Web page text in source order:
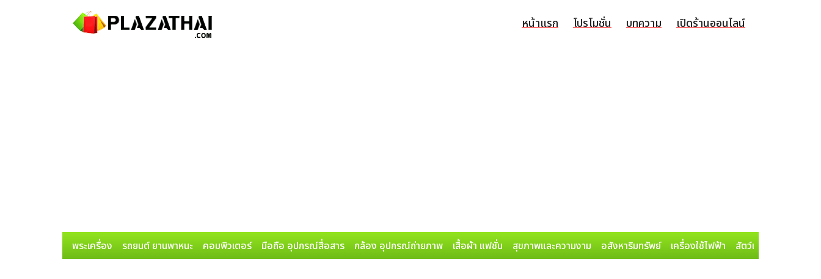
หน้าแรก โปรโมชั่น บทความ เปิดร้านออนไลน์
พระเครื่อง รถยนต์ ยานพาหนะ คอมพิวเตอร์ มือถือ อุปกรณ์สื่อสาร กล้อง อุปกรณ์ถ่ายภาพ เสื้อผ้า แฟชั่น สุขภาพและความงาม อสังหาริมทรัพย์ เครื่องใช้ไฟฟ้า สัตว์เลี้ยง